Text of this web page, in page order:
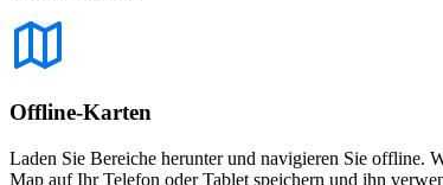
Offline-Karten
Laden Sie Bereiche herunter und navigieren Sie offline.
Map auf Ihr Telefon oder Tablet speichern und ihn